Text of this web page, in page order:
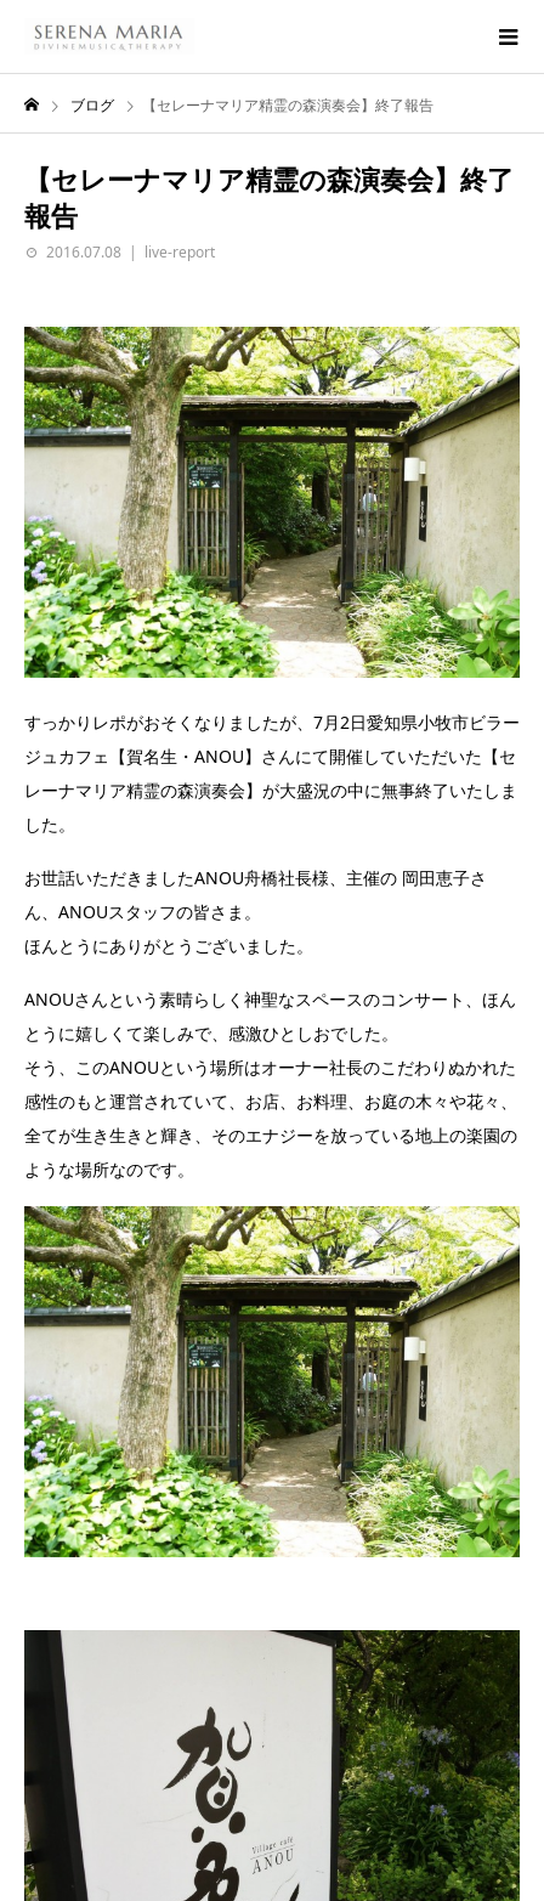
ブログ 【セレーナマリア精霊の森演奏会】終了報告
【セレーナマリア精霊の森演奏会】終了
報告
2016.07.08 live-report
すっかりレポがおそくなりましたが、7月2日愛知県小牧市ビラー
ジュカフェ【賀名生・ANOU】さんにて開催していただいた【セ
レーナマリア精霊の森演奏会】が大盛況の中に無事終了いたしま
した。
お世話いただきましたANOU舟橋社長様、主催の 岡田恵子さ
ん、ANOUスタッフの皆さま。
ほんとうにありがとうございました。
ANOUさんという素晴らしく神聖なスペースのコンサート、ほん
とうに嬉しくて楽しみで、感激ひとしおでした。
そう、このANOUという場所はオーナー社長のこだわりぬかれた
感性のもと運営されていて、お店、お料理、お庭の木々や花々、
全てが生き生きと輝き、そのエナジーを放っている地上の楽園の
ような場所なのです。